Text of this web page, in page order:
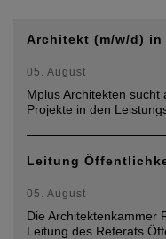
Architekt (m/w/d)
05. August
Mplus Architekten
Projekte in den
Leitung
05. August
Die Architektenkammer
Leitung des Referats